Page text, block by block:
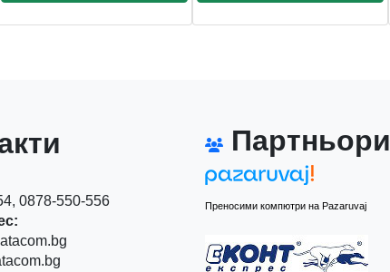
0878-550-556
Партньори
Преносими компютри на Pazaruvaj